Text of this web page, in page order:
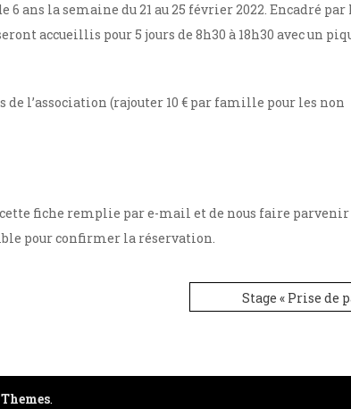
ans la semaine du 21 au 25 février 2022. Encadré par
accueillis pour 5 jours de 8h30 à 18h30 avec un
de l’association (rajouter 10 € par famille pour les non
cette fiche remplie par e-mail et de nous faire
pour confirmer la réservation.
Stage « Prise de
.